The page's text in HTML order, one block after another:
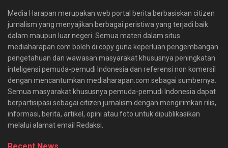
Media Harapan merupakan web portal berita berbasiskan citizen
jurnalism yang menyajikan berbagai peristiwa yang terjadi baik
dalam maupun luar negeri. Semua materi dalam situs
mediaharapan.com boleh di copy guna keperluan pengembangan
pengetahuan dan wawasan masyarakat khususnya peningkatan
inteligensi pemuda-pemudi Indonesia dan referensi non komersil
dengan mencantumkan mediaharapan.com sebagai sumbernya.
Semua masyarakat khususnya pemuda-pemudi Indonesia dapat
berpartisipasi sebagai citizen jurnalism dengan mengirimkan rilis,
informasi, berita, artikel, opini atau foto untuk dipublikasikan
melalui alamat email Redaksi.